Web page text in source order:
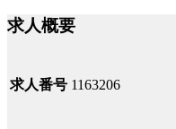
求人概要
求人番号 1163206